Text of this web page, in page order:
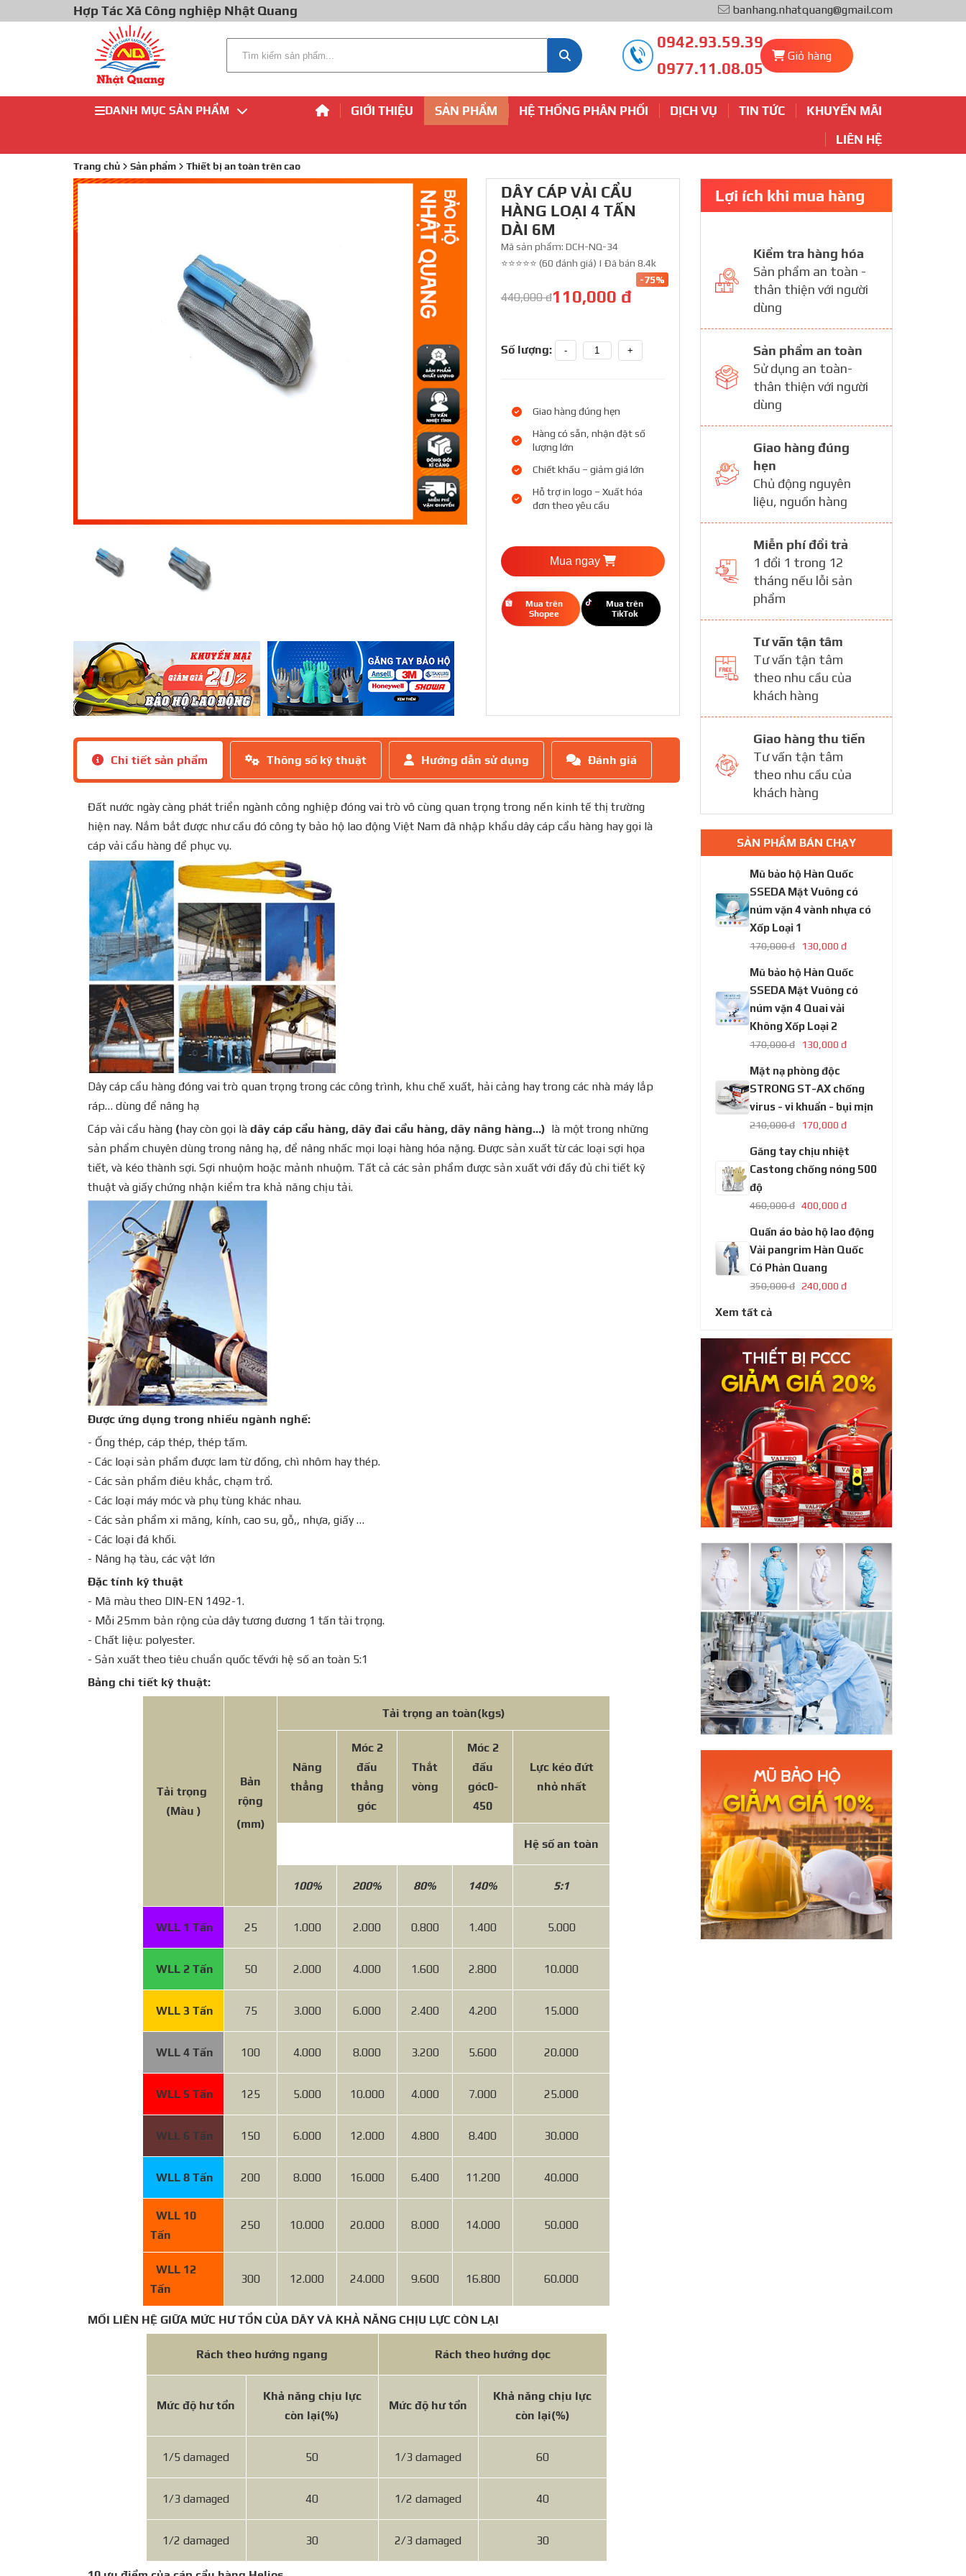
Hợp Tác Xã Công nghiệp Nhật Quang banhang.nhatquang@gmail.com
0942.93.59.39
0977.11.08.05
Giỏ hàng
DANH MỤC SẢN PHẨM GIỚI THIỆU SẢN PHẨM HỆ THỐNG PHÂN PHỐI DỊCH VỤ TIN TỨC
KHUYẾN MÃI
LIÊN HỆ
Trang chủ Sản phẩm Thiết bị an toàn trên cao
DÂY CÁP VẢI CẨU
HÀNG LOẠI 4 TẤN
DÀI 6M
Mã sản phẩm: DCH-NQ-34
⭐⭐⭐⭐⭐ (60 đánh giá) | Đã bán 8.4k
440,000 đ110,000 đ
-75%
Số lượng: - +
Giao hàng đúng hẹn
Hàng có sẵn, nhận đặt số
lượng lớn
Chiết khấu – giảm giá lớn
Hỗ trợ in logo – Xuất hóa
đơn theo yêu cầu
Mua ngay
Mua trên
Shopee
Mua trên
TikTok
Chi tiết sản phẩm Thông số kỹ thuật Hướng dẫn sử dụng Đánh giá
Đất nước ngày càng phát triển ngành công nghiệp đóng vai trò vô cùng quan trọng trong nền kinh tế thị trường
hiện nay. Nắm bắt được như cầu đó công ty bảo hộ lao động Việt Nam đã nhập khẩu dây cáp cẩu hàng hay gọi là
cáp vải cẩu hàng để phục vụ.
Dây cáp cẩu hàng đóng vai trò quan trọng trong các công trình, khu chế xuất, hải cảng hay trong các nhà máy lắp
ráp… dùng để nâng hạ
Cáp vải cẩu hàng (hay còn gọi là dây cáp cẩu hàng, dây đai cẩu hàng, dây nâng hàng…) là một trong những
sản phẩm chuyên dùng trong nâng hạ, để nâng nhấc mọi loại hàng hóa nặng. Được sản xuất từ các loại sợi họa
tiết, và kéo thành sợi. Sợi nhuộm hoặc mảnh nhuộm. Tất cả các sản phẩm được sản xuất với đầy đủ chi tiết kỹ
thuật và giấy chứng nhận kiểm tra khả năng chịu tải.
Được ứng dụng trong nhiều ngành nghề:
- Ống thép, cáp thép, thép tấm.
- Các loại sản phẩm được lam từ đồng, chì nhôm hay thép.
- Các sản phẩm điêu khắc, chạm trổ.
- Các loại máy móc và phụ tùng khác nhau.
- Các sản phẩm xi măng, kính, cao su, gỗ,, nhựa, giấy …
- Các loại đá khối.
- Nâng hạ tàu, các vật lớn
Đặc tính kỹ thuật
- Mã màu theo DIN-EN 1492-1.
- Mỗi 25mm bản rộng của dây tương đương 1 tấn tải trọng.
- Chất liệu: polyester.
- Sản xuất theo tiêu chuẩn quốc tếvới hệ số an toàn 5:1
Bảng chi tiết kỹ thuật:
Tải trọng
(Màu )
Bản
rộng
(mm)
Tải trọng an toàn(kgs)
Nâng
thẳng
Móc 2
đầu
thẳng
góc
Thắt
vòng
Móc 2
đầu
góc0-
450
Lực kéo đứt
nhỏ nhất
Hệ số an toàn
100% 200% 80% 140% 5:1
WLL 1 Tấn 25 1.000 2.000 0.800 1.400 5.000
WLL 2 Tấn 50 2.000 4.000 1.600 2.800 10.000
WLL 3 Tấn 75 3.000 6.000 2.400 4.200 15.000
WLL 4 Tấn 100 4.000 8.000 3.200 5.600 20.000
WLL 5 Tấn 125 5.000 10.000 4.000 7.000 25.000
WLL 6 Tấn 150 6.000 12.000 4.800 8.400 30.000
WLL 8 Tấn 200 8.000 16.000 6.400 11.200 40.000
WLL 10
Tấn
250 10.000 20.000 8.000 14.000 50.000
WLL 12
Tấn
300 12.000 24.000 9.600 16.800 60.000
MỐI LIÊN HỆ GIỮA MỨC HƯ TỔN CỦA DÂY VÀ KHẢ NĂNG CHỊU LỰC CÒN LẠI
Rách theo hướng ngang Rách theo hướng dọc
Mức độ hư tổn
Khả năng chịu lực
còn lại(%)
Mức độ hư tổn
Khả năng chịu lực
còn lại(%)
1/5 damaged 50 1/3 damaged 60
1/3 damaged 40 1/2 damaged 40
1/2 damaged 30 2/3 damaged 30
Lợi ích khi mua hàng
Kiểm tra hàng hóa
Sản phẩm an toàn -
thân thiện với người
dùng
Sản phẩm an toàn
Sử dụng an toàn-
thân thiện với người
dùng
Giao hàng đúng
hẹn
Chủ động nguyên
liệu, nguồn hàng
Miễn phí đổi trả
1 đổi 1 trong 12
tháng nếu lỗi sản
phẩm
Tư vấn tận tâm
Tư vấn tận tâm
theo nhu cầu của
khách hàng
Giao hàng thu tiền
Tư vấn tận tâm
theo nhu cầu của
khách hàng
SẢN PHẨM BÁN CHẠY
Mũ bảo hộ Hàn Quốc
SSEDA Mặt Vuông có
núm vặn 4 vành nhựa có
Xốp Loại 1
170,000 đ 130,000 đ
Mũ bảo hộ Hàn Quốc
SSEDA Mặt Vuông có
núm vặn 4 Quai vải
Không Xốp Loại 2
170,000 đ 130,000 đ
Mặt nạ phòng độc
STRONG ST-AX chống
virus - vi khuẩn - bụi mịn
210,000 đ 170,000 đ
Găng tay chịu nhiệt
Castong chống nóng 500
độ
460,000 đ 400,000 đ
Quần áo bảo hộ lao động
Vải pangrim Hàn Quốc
Có Phản Quang
350,000 đ 240,000 đ
Xem tất cả